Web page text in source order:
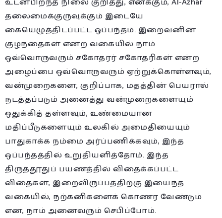
தலைமைக்குருவுக்கும் இடையே
கையெழுத்திடப்பட்ட ஒப்பந்தம். இறைவனின்
குழந்தைகள் என்ற வகையில் நாம்
ஒவ்வொருவரும் சகோதரர் சகோதரிகள் என்ற
அழைப்பை ஒவ்வொருவரும் ஏற்றுக்கொள்ளவும்,
வன்முறைகளை, குறிப்பாக, மதத்தின் பெயரால்
நடத்தப்படும் அனைத்து வன்முறைகளையும்
ஒதுக்கித் தள்ளவும், உண்மையான
மதிப்பீடுகளையும் உலகில் அமைதியையும்
பாதுகாக்க நம்மை அர்ப்பணிக்கவும், இந்த
ஒப்பந்தத்தில் உறுதியளித்தோம். இந்த
திருத்தூதுப் பயணத்தில் விதைக்கப்பட்ட
விதைகள், இறைவிருப்பத்திற்கு இயைந்த
வகையில், நற்கனிகளைக் கொணர வேண்டும்
என, நாம் அனைவரும் செபிப்போம்.